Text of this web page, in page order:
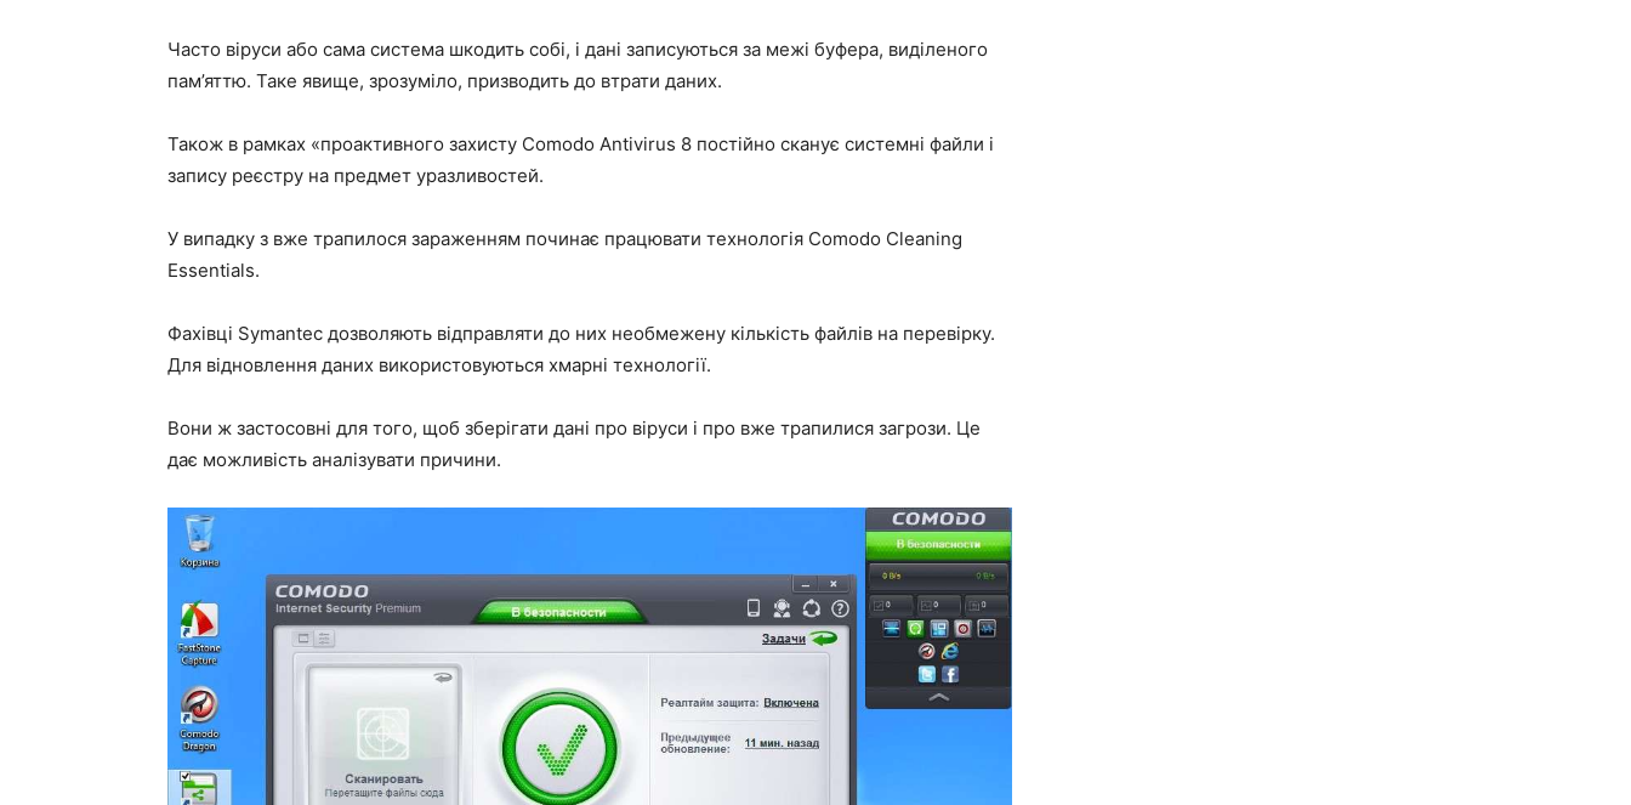
Часто віруси або сама система шкодить собі, і дані записуються за межі буфера, виділеного
пам’яттю. Таке явище, зрозуміло, призводить до втрати даних.
Також в рамках «проактивного захисту Comodo Antivirus 8 постійно сканує системні файли і
запису реєстру на предмет уразливостей.
У випадку з вже трапилося зараженням починає працювати технологія Comodo Cleaning
Essentials.
Фахівці Symantec дозволяють відправляти до них необмежену кількість файлів на перевірку.
Для відновлення даних використовуються хмарні технології.
Вони ж застосовні для того, щоб зберігати дані про віруси і про вже трапилися загрози. Це
дає можливість аналізувати причини.